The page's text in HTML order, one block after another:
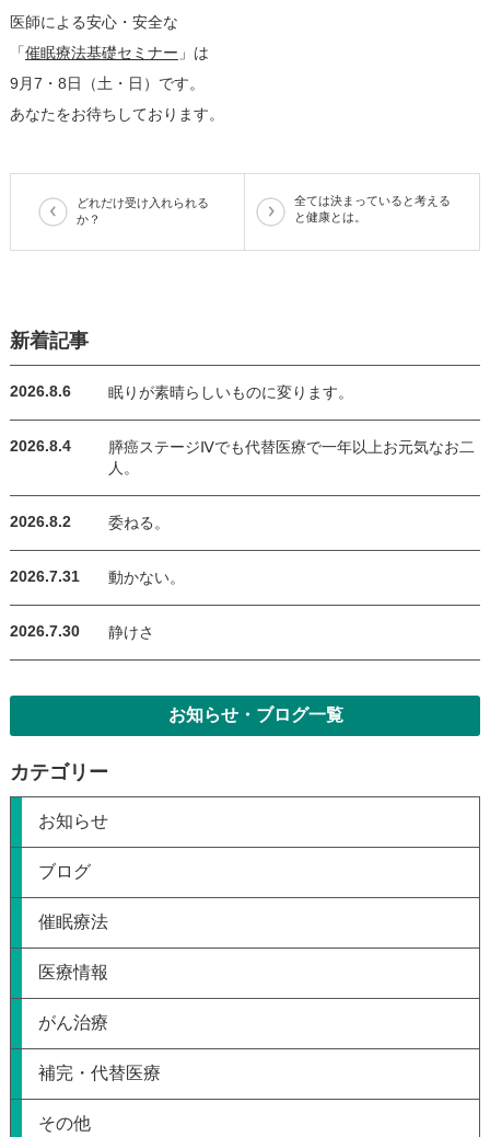
医師による安心・安全な
「​催眠療法基礎セミナー ​」は
9月7・8日（土・日）です。
あなたをお待ちしております。
どれだけ受け入れられる
か？
全ては決まっていると考える
と健康とは。
新着記事
2026.8.6 眠りが素晴らしいものに変ります。
2026.8.4
膵癌ステージⅣでも代替医療で一年以上お元気なお二
人。
2026.8.2 委ねる。
2026.7.31 動かない。
2026.7.30 静けさ
お知らせ・ブログ一覧
カテゴリー
お知らせ
ブログ
催眠療法
医療情報
がん治療
補完・代替医療
その他